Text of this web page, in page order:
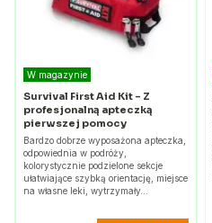
W magazynie
Survival First Aid Kit - Z
profesjonalną apteczką
pierwszej pomocy
Bardzo dobrze wyposażona apteczka,
odpowiednia w podróży,
kolorystycznie podzielone sekcje
ułatwiające szybką orientację, miejsce
na własne leki, wytrzymały…